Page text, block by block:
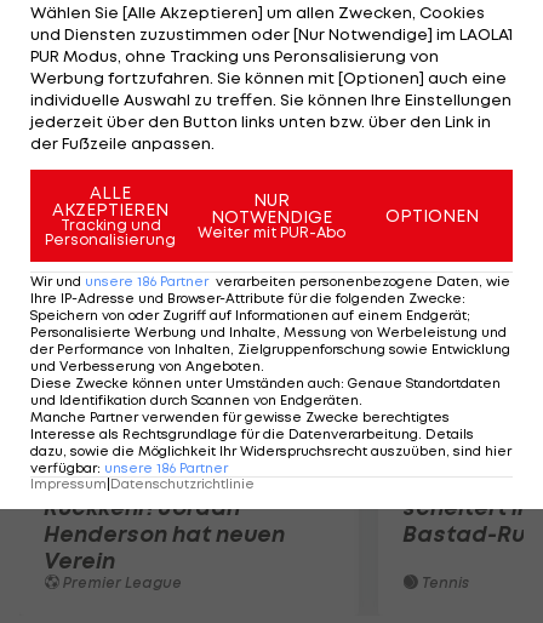
an den Start gehen. Die Lauf- und Radstrecken
werden aufgeteilt. Mario Stecher wird als
Schwimmer in Erscheinung treten: "Ich will in
Erfahrung bringen, wie sich 3,8 Kilometer
schwimmend anfühlen."
Mehr zum Thema
Premier-League-
Rückkehr! Jordan
Henderson hat neuen
Verein
Premier League
Sebastian
scheitert in
Bastad-
Tennis
Wählen Sie [Alle Akzeptieren] um allen Zwecken, Cookies
und Diensten zuzustimmen oder [Nur Notwendige] im LAOLA1
PUR Modus, ohne Tracking uns Peronsalisierung von
Werbung fortzufahren. Sie können mit [Optionen] auch eine
individuelle Auswahl zu treffen. Sie können Ihre Einstellungen
jederzeit über den Button links unten bzw. über den Link in
der Fußzeile anpassen.
ALLE
AKZEPTIEREN
Tracking und
Personalisierung
NUR
NOTWENDIGE
Weiter mit PUR-Abo
OPTIONEN
Wir und unsere 186 Partner verarbeiten personenbezogene Daten, wie
Ihre IP-Adresse und Browser-Attribute für die folgenden Zwecke:
Speichern von oder Zugriff auf Informationen auf einem Endgerät;
Personalisierte Werbung und Inhalte, Messung von Werbeleistung und
der Performance von Inhalten, Zielgruppenforschung sowie Entwicklung
und Verbesserung von Angeboten.
Diese Zwecke können unter Umständen auch: Genaue Standortdaten
und Identifikation durch Scannen von Endgeräten.
Manche Partner verwenden für gewisse Zwecke berechtigtes
Interesse als Rechtsgrundlage für die Datenverarbeitung. Details
dazu, sowie die Möglichkeit Ihr Widerspruchsrecht auszuüben, sind hier
verfügbar: unsere 186 Partner
Impressum Datenschutzrichtlinie